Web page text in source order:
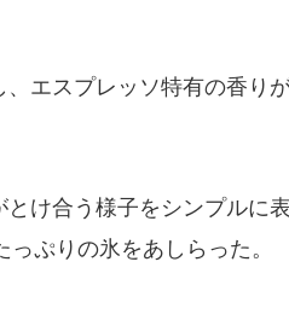
エスプレッソ特有の香り
け合う様子をシンプルに
ぷりの氷をあしらった。